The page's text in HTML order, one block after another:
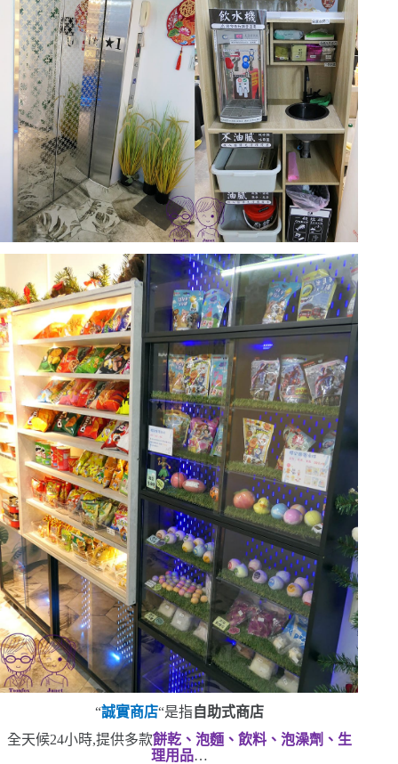
“誠實商店“是指自助式商店
全天候24小時,提供多款餅乾、泡麵、飲料、泡澡劑、生
理用品…